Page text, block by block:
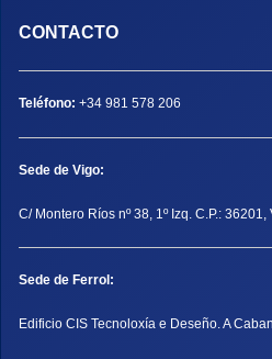
CONTACTO
Teléfono: +34 981 578 206
Sede de Vigo:
C/ Montero Ríos nº 38, 1º Izq. C.P.:
Sede de Ferrol:
Edificio CIS Tecnoloxía e Deseño. A